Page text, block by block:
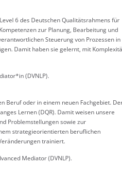
6 des Deutschen Qualitätsrahmens für
zur Planung, Bearbeitung und
Steuerung von Prozessen in
Damit haben sie gelernt, mit
(DVNLP).
Beruf oder in einem neuen Fachgebiet.
Lernen (DQR). Damit weisen unsere
Problemstellungen sowie zur
strategieorientierten beruflichen
trainiert.
Mediator (DVNLP).